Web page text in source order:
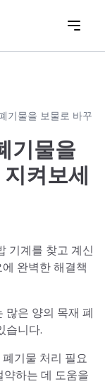
기물을 보물로 바꾸
기물을
켜보세
기계를 찾고 계신
완벽한 해결책
많은 양의 목재 폐
습니다.
기물 처리 필요
약하는 데 도움을